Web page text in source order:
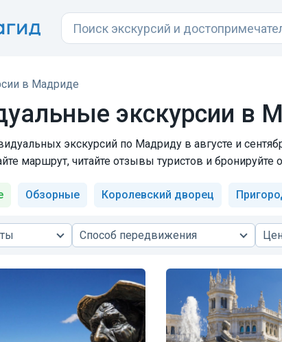
в Мадриде
экскурсии в
экскурсий по Мадриду в августе и
маршрут, читайте отзывы туристов и бронируйте
Обзорные Королевский дворец
Способ передвижения